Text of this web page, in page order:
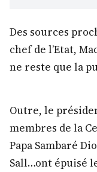
Des sources
chef de l’Etat,
ne reste que la
Outre, le
membres de la
Papa Sambaré
Sall…ont épuisé